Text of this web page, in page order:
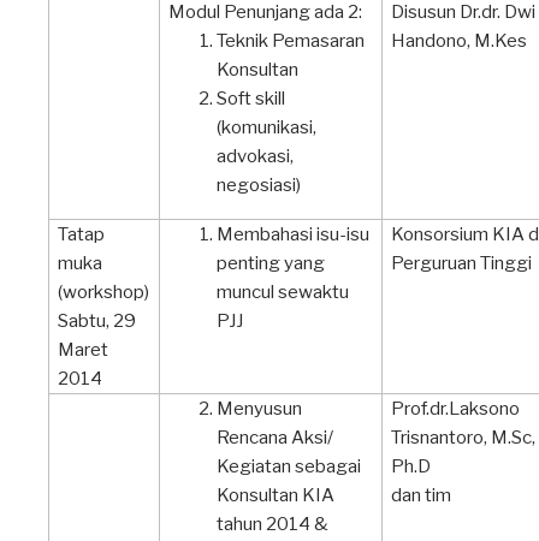
Modul Penunjang ada 2:
Teknik Pemasaran
Konsultan
Soft skill
(komunikasi,
advokasi,
negosiasi)
Disusun Dr.dr. Dwi
Handono, M.Kes
Tatap
muka
(workshop)
Sabtu, 29
Maret
2014
Membahasi isu-isu
penting yang
muncul sewaktu
PJJ
Konsorsium KIA
Perguruan Tinggi
Menyusun
Rencana Aksi/
Kegiatan sebagai
Konsultan KIA
tahun 2014 &
Prof.dr.Laksono
Trisnantoro, M.Sc,
Ph.D
dan tim